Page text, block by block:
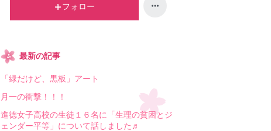
フォロー
最新の記事
「緑だけど、黒板」アート
月一の衝撃！！！
進徳女子高校の生徒１６名に「生理の貧困とジ
ェンダー平等」について話しました♬